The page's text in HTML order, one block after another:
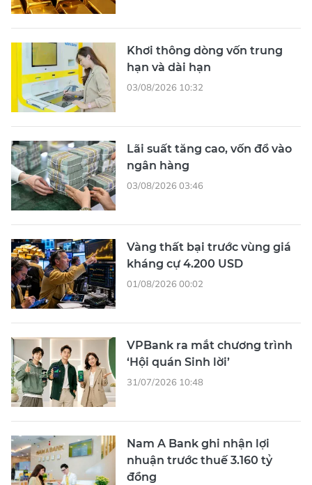
Khơi thông dòng vốn trung
hạn và dài hạn
03/08/2026 10:32
Lãi suất tăng cao, vốn đổ vào
ngân hàng
03/08/2026 03:46
Vàng thất bại trước vùng giá
kháng cự 4.200 USD
01/08/2026 00:02
VPBank ra mắt chương trình
‘Hội quán Sinh lời’
31/07/2026 10:48
Nam A Bank ghi nhận lợi
nhuận trước thuế 3.160 tỷ
đồng